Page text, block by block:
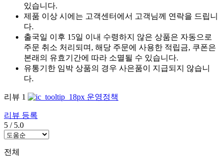
있습니다.
제품 이상 시에는 고객센터에서 고객님께 연락을 드립니
다.
출국일 이후 15일 이내 수령하지 않은 상품은 자동으로
주문 취소 처리되며, 해당 주문에 사용한 적립금, 쿠폰은
본래의 유효기간에 따라 소멸될 수 있습니다.
유통기한 임박 상품의 경우 사은품이 지급되지 않습니
다.
리뷰 1 운영정책
리뷰 등록
5 / 5.0
전체